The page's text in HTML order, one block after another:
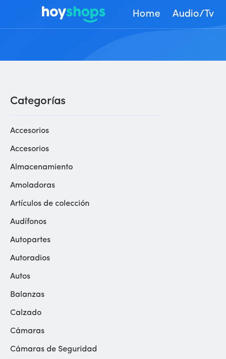
Home Audio/Tv
Categorías
Accesorios
Accesorios
Almacenamiento
Amoladoras
Artículos de colección
Audífonos
Autopartes
Autoradios
Autos
Balanzas
Calzado
Cámaras
Cámaras de Seguridad